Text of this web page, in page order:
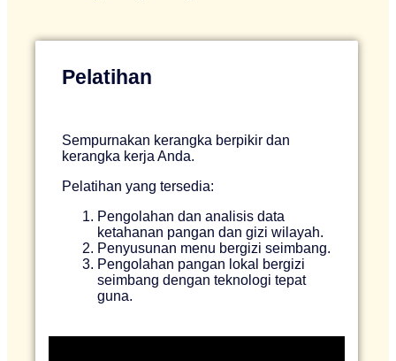
Pelatihan
Sempurnakan kerangka berpikir dan
kerangka kerja Anda.
Pelatihan yang tersedia:
Pengolahan dan analisis data
ketahanan pangan dan gizi wilayah.
Penyusunan menu bergizi seimbang.
Pengolahan pangan lokal bergizi
seimbang dengan teknologi tepat
guna.